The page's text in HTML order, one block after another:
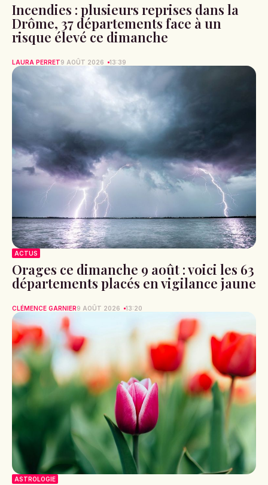
Incendies : plusieurs reprises dans la
Drôme, 37 départements face à un
risque élevé ce dimanche
LAURA PERRET9 AOÛT 2026 13:39
ACTUS
Orages ce dimanche 9 août : voici les 63
départements placés en vigilance jaune
CLÉMENCE GARNIER9 AOÛT 2026 13:20
ASTROLOGIE